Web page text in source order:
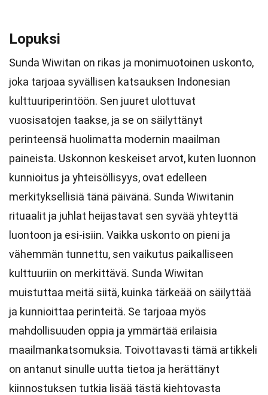
Lopuksi
Sunda Wiwitan on rikas ja monimuotoinen uskonto,
joka tarjoaa syvällisen katsauksen Indonesian
kulttuuriperintöön. Sen juuret ulottuvat
vuosisatojen taakse, ja se on säilyttänyt
perinteensä huolimatta modernin maailman
paineista. Uskonnon keskeiset arvot, kuten luonnon
kunnioitus ja yhteisöllisyys, ovat edelleen
merkityksellisiä tänä päivänä. Sunda Wiwitanin
rituaalit ja juhlat heijastavat sen syvää yhteyttä
luontoon ja esi-isiin. Vaikka uskonto on pieni ja
vähemmän tunnettu, sen vaikutus paikalliseen
kulttuuriin on merkittävä. Sunda Wiwitan
muistuttaa meitä siitä, kuinka tärkeää on säilyttää
ja kunnioittaa perinteitä. Se tarjoaa myös
mahdollisuuden oppia ja ymmärtää erilaisia
maailmankatsomuksia. Toivottavasti tämä artikkeli
on antanut sinulle uutta tietoa ja herättänyt
kiinnostuksen tutkia lisää tästä kiehtovasta